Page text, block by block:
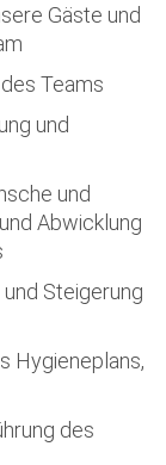
Gäste und
Teams
und
und
Abwicklung
Steigerung
Hygieneplans,
des